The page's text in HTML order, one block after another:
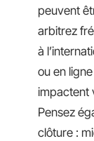
peuvent
arbitrez
à
ou en
impactent
Pensez
clôture :